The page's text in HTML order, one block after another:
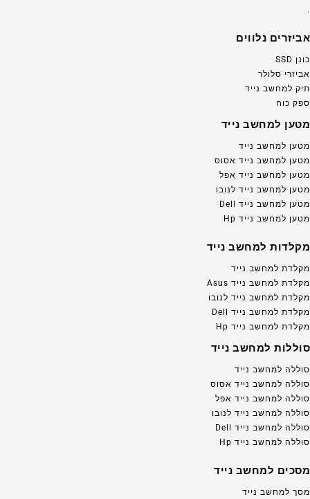
.
אביזרים נלווים
כונן SSD
אביזרי סלולר
תיק למחשב נייד
ספק כוח
מטען למחשב נייד
מטען למחשב נייד
מטען למחשב נייד אסוס
מטען למחשב נייד אפל
מטען למחשב נייד לנובו
מטען למחשב נייד Dell
מטען למחשב נייד Hp
מקלדות למחשב נייד
מקלדת למחשב נייד
מקלדת למחשב נייד Asus
מקלדת למחשב נייד לנובו
מקלדת למחשב נייד Dell
מקלדת למחשב נייד Hp
סוללות למחשב נייד
סוללה למחשב נייד
סוללה למחשב נייד אסוס
סוללה למחשב נייד אפל
סוללה למחשב נייד לנובו
סוללה למחשב נייד Dell
סוללה למחשב נייד Hp
מסכים למחשב נייד
מסך למחשב נייד